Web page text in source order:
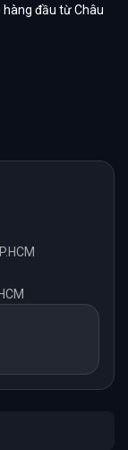
đầu từ Châu